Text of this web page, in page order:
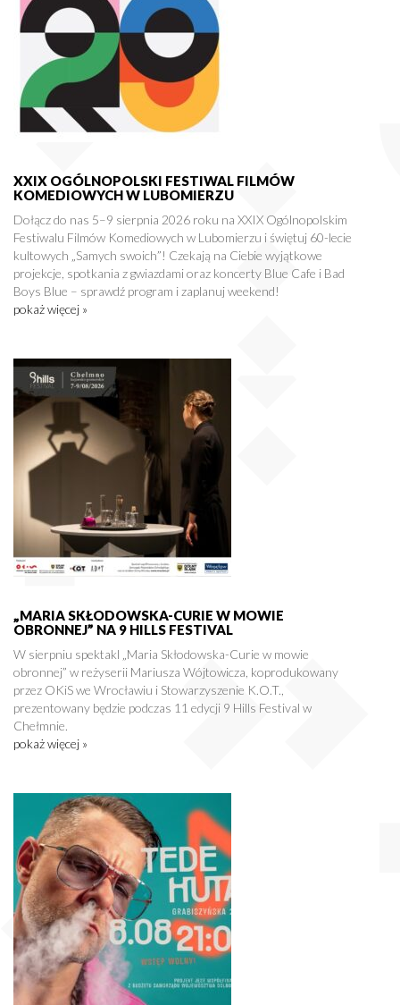
XXIX OGÓLNOPOLSKI FESTIWAL FILMÓW
KOMEDIOWYCH W LUBOMIERZU
Dołącz do nas 5–9 sierpnia 2026 roku na XXIX Ogólnopolskim
Festiwalu Filmów Komediowych w Lubomierzu i świętuj 60-lecie
kultowych „Samych swoich”! Czekają na Ciebie wyjątkowe
projekcje, spotkania z gwiazdami oraz koncerty Blue Cafe i Bad
Boys Blue – sprawdź program i zaplanuj weekend!
pokaż więcej »
„MARIA SKŁODOWSKA-CURIE W MOWIE
OBRONNEJ” NA 9 HILLS FESTIVAL
W sierpniu spektakl „Maria Skłodowska-Curie w mowie
obronnej” w reżyserii Mariusza Wójtowicza, koprodukowany
przez OKiS we Wrocławiu i Stowarzyszenie K.O.T.,
prezentowany będzie podczas 11 edycji 9 Hills Festival w
Chełmnie.
pokaż więcej »